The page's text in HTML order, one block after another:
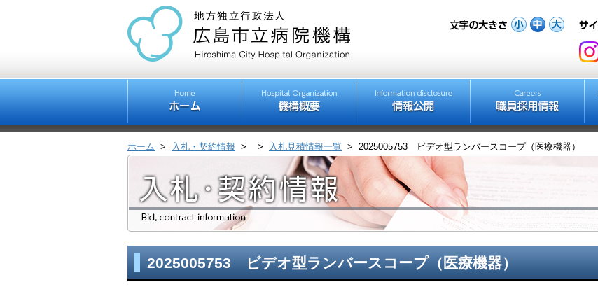
ホーム > 入札・契約情報 > > 入札見積情報一覧 > 2025005753 ビデオ型ランバースコープ（医療機器）
2025005753 ビデオ型ランバースコープ（医療機器）